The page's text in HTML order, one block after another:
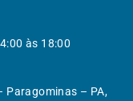
às 18:00
Paragominas – PA,